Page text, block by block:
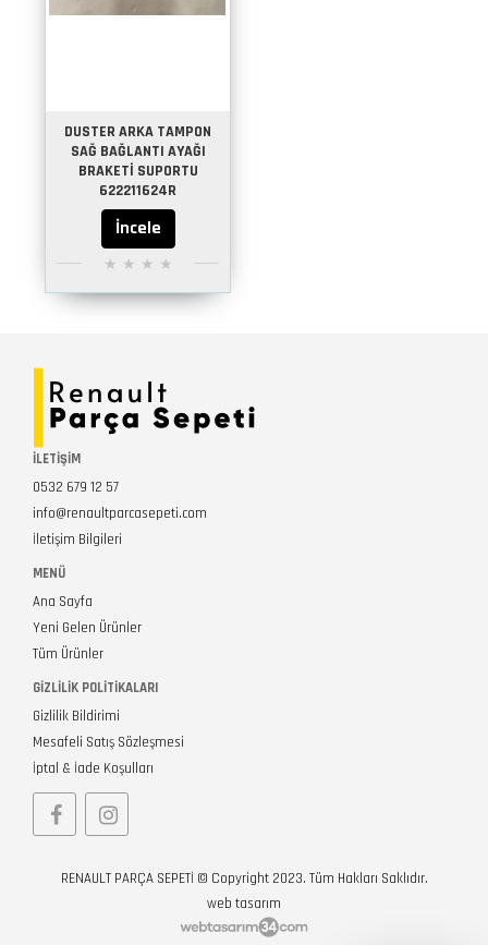
DUSTER ARKA TAMPON
SAĞ BAĞLANTI AYAĞI
BRAKETİ SUPORTU
622211624R
İncele
İLETİŞİM
0532 679 12 57
info@renaultparcasepeti.com
İletişim Bilgileri
MENÜ
Ana Sayfa
Yeni Gelen Ürünler
Tüm Ürünler
GIZLILIK POLITIKALARI
Gizlilik Bildirimi
Mesafeli Satış Sözleşmesi
İptal & İade Koşulları
RENAULT PARÇA SEPETİ © Copyright 2023. Tüm Hakları Saklıdır.
web tasarım